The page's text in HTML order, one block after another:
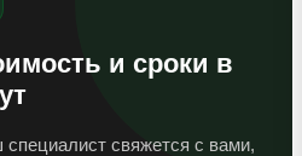
и сроки в
свяжется с вами,